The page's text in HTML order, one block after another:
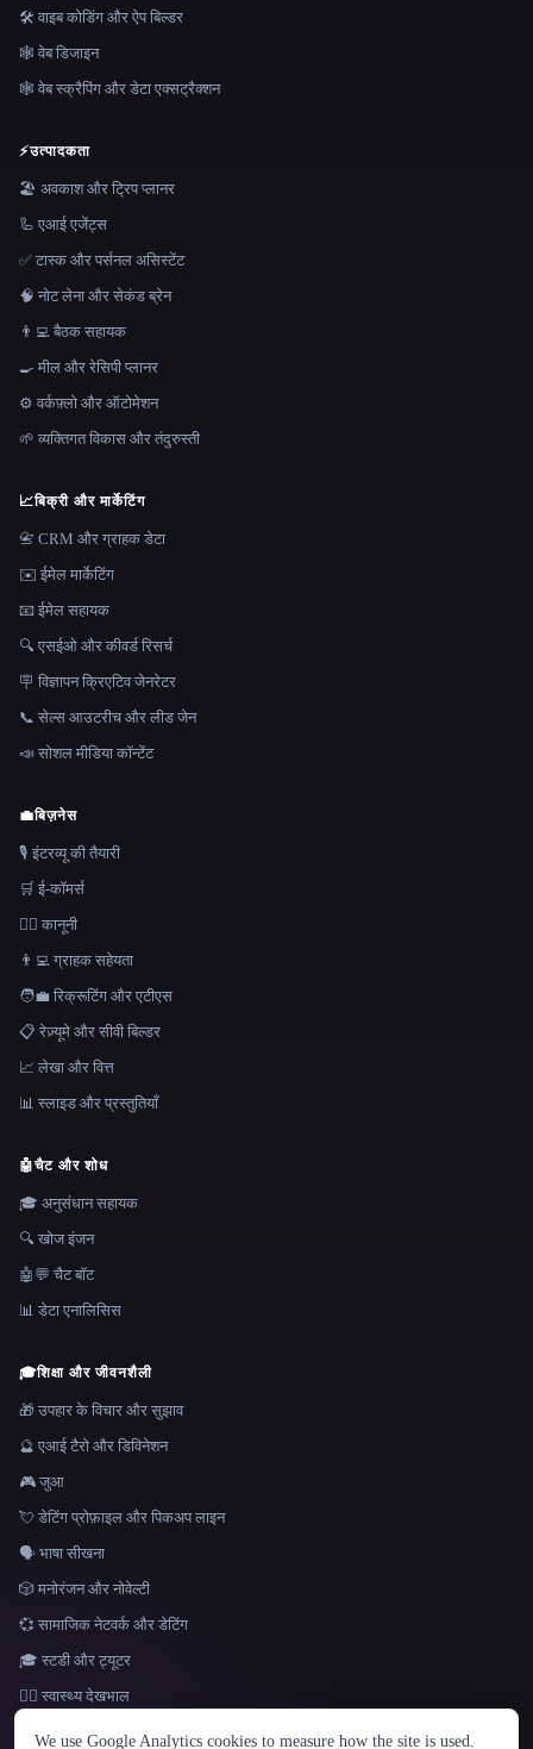
भाषा
English español Français Русский 简体中文
🛠️ वाइब कोडिंग और ऐप बिल्डर
🕸 वेब डिजाइन
🕸️ वेब स्क्रैपिंग और डेटा एक्सट्रैक्शन
⚡उत्पादकता
🏖 अवकाश और ट्रिप प्लानर
🦾 एआई एजेंट्स
✅ टास्क और पर्सनल असिस्टेंट
🧠 नोट लेना और सेकंड ब्रेन
👨‍💻 बैठक सहायक
🍳 मील और रेसिपी प्लानर
⚙️ वर्कफ़्लो और ऑटोमेशन
🌱 व्यक्तिगत विकास और तंदुरुस्ती
📈बिक्री और मार्केटिंग
📇 CRM और ग्राहक डेटा
✉️ ईमेल मार्केटिंग
📧 ईमेल सहायक
🔍 एसईओ और कीवर्ड रिसर्च
🪧 विज्ञापन क्रिएटिव जेनरेटर
📞 सेल्स आउटरीच और लीड जेन
📣 सोशल मीडिया कॉन्टेंट
💼बिज़नेस
🎙️ इंटरव्यू की तैयारी
🛒 ई-कॉमर्स
👩‍⚖️ कानूनी
👨‍💻 ग्राहक सहेयता
🧑‍💼 रिक्रूटिंग और एटीएस
📋 रेज़्यूमे और सीवी बिल्डर
📈 लेखा और वित्त
📊 स्लाइड और प्रस्तुतियाँ
🤖चैट और शोध
🎓 अनुसंधान सहायक
🔍 खोज इंजन
🤖💬 चैट बॉट
📊 डेटा एनालिसिस
🎓शिक्षा और जीवनशैली
🎁 उपहार के विचार और सुझाव
🔮 एआई टैरो और डिविनेशन
🎮 जुआ
💘 डेटिंग प्रोफ़ाइल और पिकअप लाइन
🗣️ भाषा सीखना
🎲 मनोरंजन और नोवेल्टी
💞 सामाजिक नेटवर्क और डेटिंग
🎓 स्टडी और ट्यूटर
👩‍⚕️ स्वास्थ्य देखभाल
We use Google Analytics cookies to measure how the site is used.